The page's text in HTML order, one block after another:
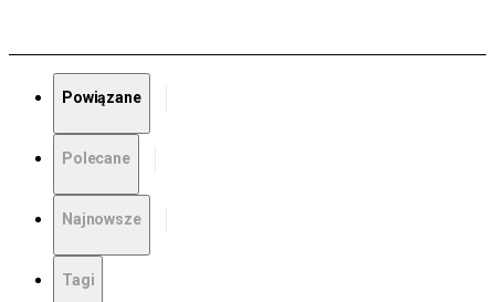
Powiązane
Polecane
Najnowsze
Tagi